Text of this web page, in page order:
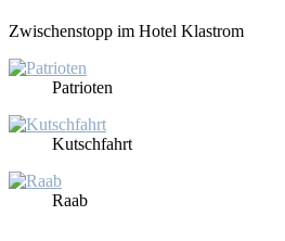
Zwi­schen­stopp im Ho­tel Klastrom
Pa­trio­ten
Kutsch­fahrt
Raab